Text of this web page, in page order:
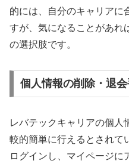
的には、自分のキャリアに
すが、気になることがあれ
の選択肢です。
個人情報の削除・退
レバテックキャリアの個人
較的簡単に行えるとされて
ログインし、マイページに